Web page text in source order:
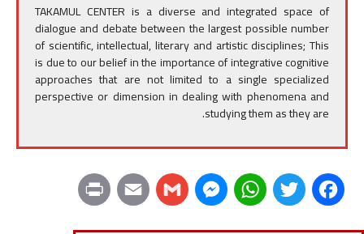
TAKAMUL CENTER is a diverse and integrated space of
dialogue and debate between the largest possible number
of scientific, intellectual, literary and artistic disciplines; This
is due to our belief in the importance of integrative cognitive
approaches that are not limited to a single specialized
perspective or dimension in dealing with phenomena and
studying them as they are.
F
a
T
w
W
h
M
e
G
m
E
m
r